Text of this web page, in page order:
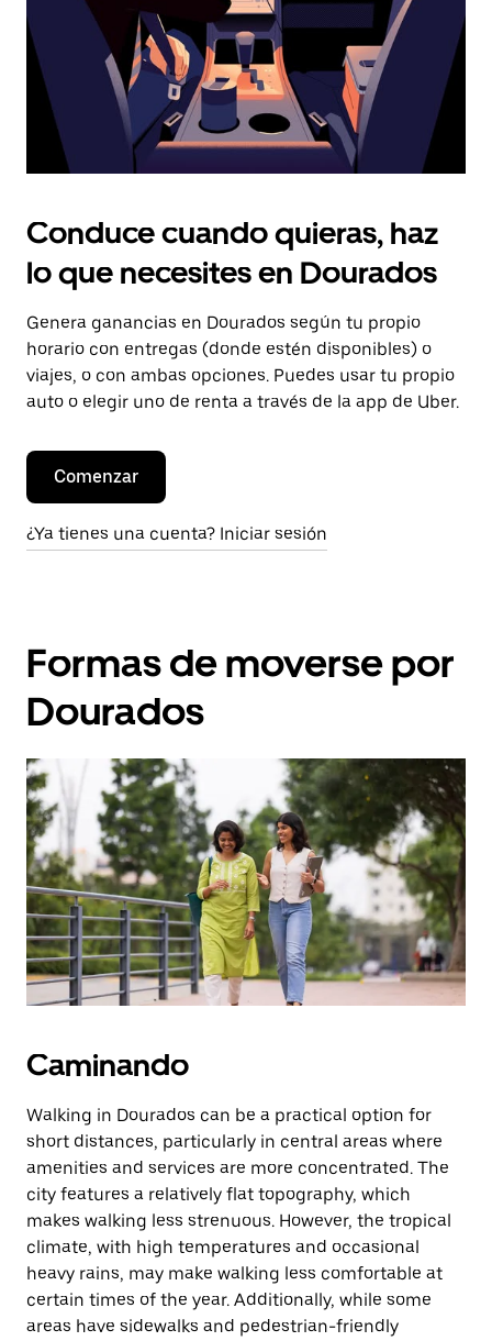
calendario.
Conduce cuando quieras, haz
lo que necesites en Dourados
Genera ganancias en Dourados según tu propio
horario con entregas (donde estén disponibles) o
viajes, o con ambas opciones. Puedes usar tu propio
auto o elegir uno de renta a través de la app de Uber.
Comenzar
¿Ya tienes una cuenta? Iniciar sesión
Formas de moverse por
Dourados
Caminando
Walking in Dourados can be a practical option for
short distances, particularly in central areas where
amenities and services are more concentrated. The
city features a relatively flat topography, which
makes walking less strenuous. However, the tropical
climate, with high temperatures and occasional
heavy rains, may make walking less comfortable at
certain times of the year. Additionally, while some
areas have sidewalks and pedestrian-friendly